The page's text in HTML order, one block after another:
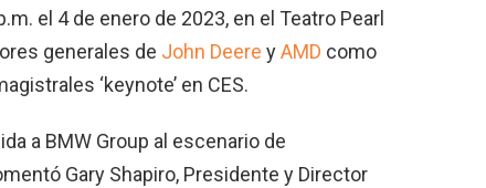
el 4 de enero de 2023, en el Teatro Pearl
generales de John Deere yAMD como
‘keynote’ en CES.
a BMW Group al escenario de
Gary Shapiro, Presidente y Director